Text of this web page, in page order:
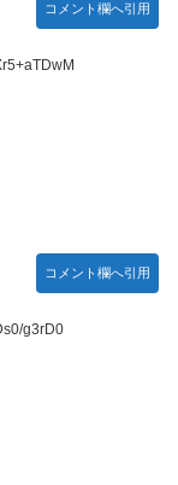
コメント欄へ引用
コメント欄へ引用
g3rD0